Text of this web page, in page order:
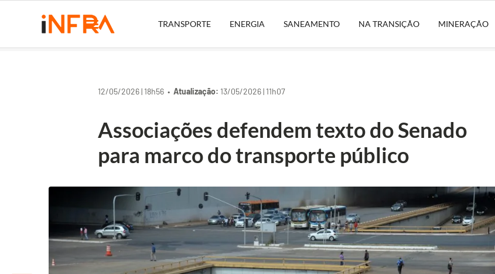
TRANSPORTE ENERGIA SANEAMENTO NA TRANSIÇÃO MINERAÇÃO
12/05/2026 | 18h56 •Atualização: 13/05/2026 | 11h07
Associações defendem texto do Senado
para marco do transporte público